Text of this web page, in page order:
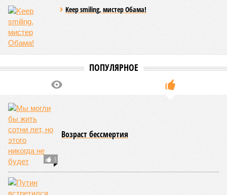
По данным за 2025 год, лидером по средней
продолжительности жизни из всех стран стало
Княжество Монако. В общем-то, неудивительно с
учётом богатства и благополучия этого крохотного
оказывается, за Гонконгом. Если в Монако
большинство доживают до 87 лет, то в Гонконге – до
85 с копейками. «Бронза» за Японией – почти 85 лет.
Средняя продолжительность жизни в России – 74,2
года, от лидеров рейтинга мы очень далеки. Впрочем,
Владимир Путин поставил задачу, чтобы к 2030 году
эта цифра выросла до 78 лет, а к 2036 году – до 81
года. Как это будет выполняться, неизвестно.
Эта железная печень
В своём новейшем исследовании, опубликованном в NPJ